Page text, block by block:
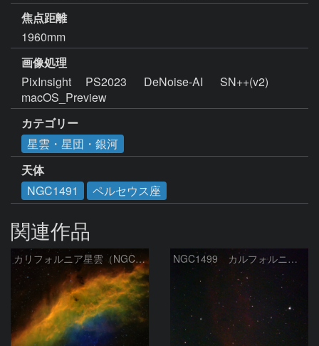
焦点距離
1960mm
画像処理
PixInsight 　PS2023  　DeNoise-AI  　SN++(v2)
macOS_Preview
カテゴリー
星雲・星団・銀河
天体
NGC1491
ペルセウス座
関連作品
カリフォルニア星雲（NGC 1499） NGC1499 カルフォルニア星雲